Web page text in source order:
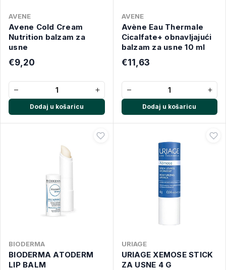
AVENE
Avene Cold Cream
Nutrition balzam za
usne
€9,20
− +
Dodaj u košaricu
AVENE
Avène Eau Thermale
Cicalfate+ obnavljajući
balzam za usne 10 ml
€11,63
− +
Dodaj u košaricu
BIODERMA
BIODERMA ATODERM
LIP BALM
URIAGE
URIAGE XEMOSE STICK
ZA USNE 4 G